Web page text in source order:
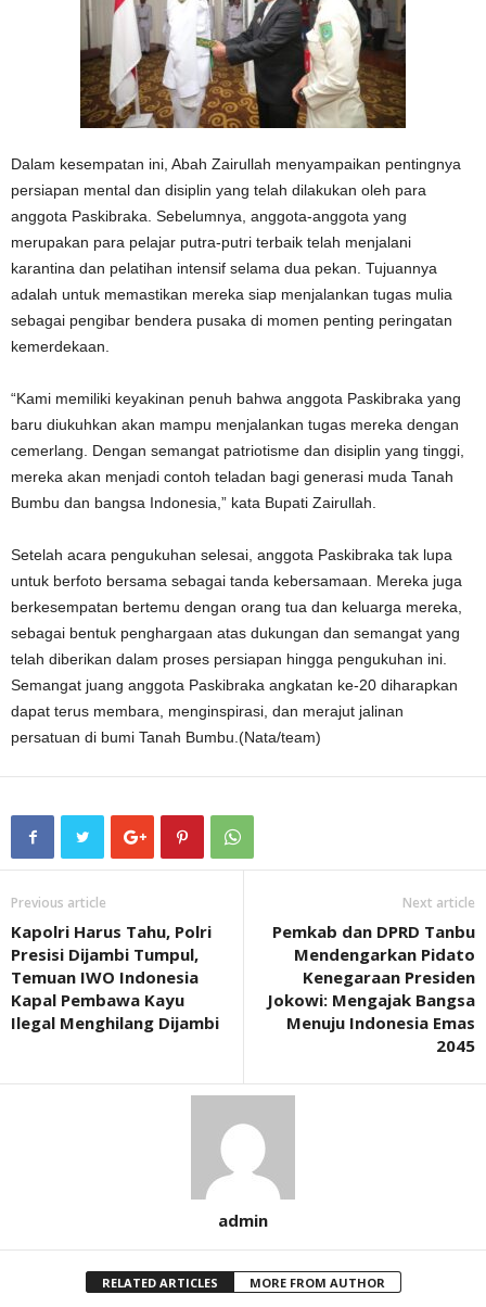
Dalam kesempatan ini, Abah Zairullah menyampaikan pentingnya
persiapan mental dan disiplin yang telah dilakukan oleh para
anggota Paskibraka. Sebelumnya, anggota-anggota yang
merupakan para pelajar putra-putri terbaik telah menjalani
karantina dan pelatihan intensif selama dua pekan. Tujuannya
adalah untuk memastikan mereka siap menjalankan tugas mulia
sebagai pengibar bendera pusaka di momen penting peringatan
kemerdekaan.
“Kami memiliki keyakinan penuh bahwa anggota Paskibraka yang
baru diukuhkan akan mampu menjalankan tugas mereka dengan
cemerlang. Dengan semangat patriotisme dan disiplin yang tinggi,
mereka akan menjadi contoh teladan bagi generasi muda Tanah
Bumbu dan bangsa Indonesia,” kata Bupati Zairullah.
Setelah acara pengukuhan selesai, anggota Paskibraka tak lupa
untuk berfoto bersama sebagai tanda kebersamaan. Mereka juga
berkesempatan bertemu dengan orang tua dan keluarga mereka,
sebagai bentuk penghargaan atas dukungan dan semangat yang
telah diberikan dalam proses persiapan hingga pengukuhan ini.
Semangat juang anggota Paskibraka angkatan ke-20 diharapkan
dapat terus membara, menginspirasi, dan merajut jalinan
persatuan di bumi Tanah Bumbu.(Nata/team)
Previous article
Kapolri Harus Tahu, Polri
Presisi Dijambi Tumpul,
Temuan IWO Indonesia
Kapal Pembawa Kayu
Ilegal Menghilang Dijambi
Next article
Pemkab dan DPRD Tanbu
Mendengarkan Pidato
Kenegaraan Presiden
Jokowi: Mengajak Bangsa
Menuju Indonesia Emas
2045
admin
RELATED ARTICLES MORE FROM AUTHOR